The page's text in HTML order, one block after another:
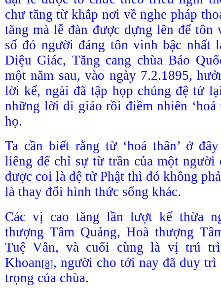
chư tăng từ khắp nơi về nghe pháp
tăng mà lễ đàn được dựng lên để tôn
số đó người đáng tôn vinh bậc nhất
Diệu Giác, Tăng cang chùa Báo
một năm sau, vào ngày 7.2.1895,
lời kể, ngài đã tập họp chúng đệ tử
những lời di giáo rồi điềm nhiên ‘hoá
họ.
Ta cần biết rằng từ ‘hoá thân’ ở
liêng để chỉ sự từ trần của một người
được coi là đệ tử Phật thì đó không
là thay đổi hình thức sống khác.
Các vị cao tăng lần lượt kế thừa
thượng Tâm Quảng, Hoà thượng
Tuệ Vân, và cuối cùng là vị trú trì
Khoan[8], người cho tới nay đã duy trì
trọng của chùa.